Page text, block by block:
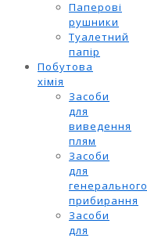
Паперові
рушники
Туалетний
папір
Побутова
хімія
Засоби
для
виведення
плям
Засоби
для
генерального
прибирання
Засоби
для